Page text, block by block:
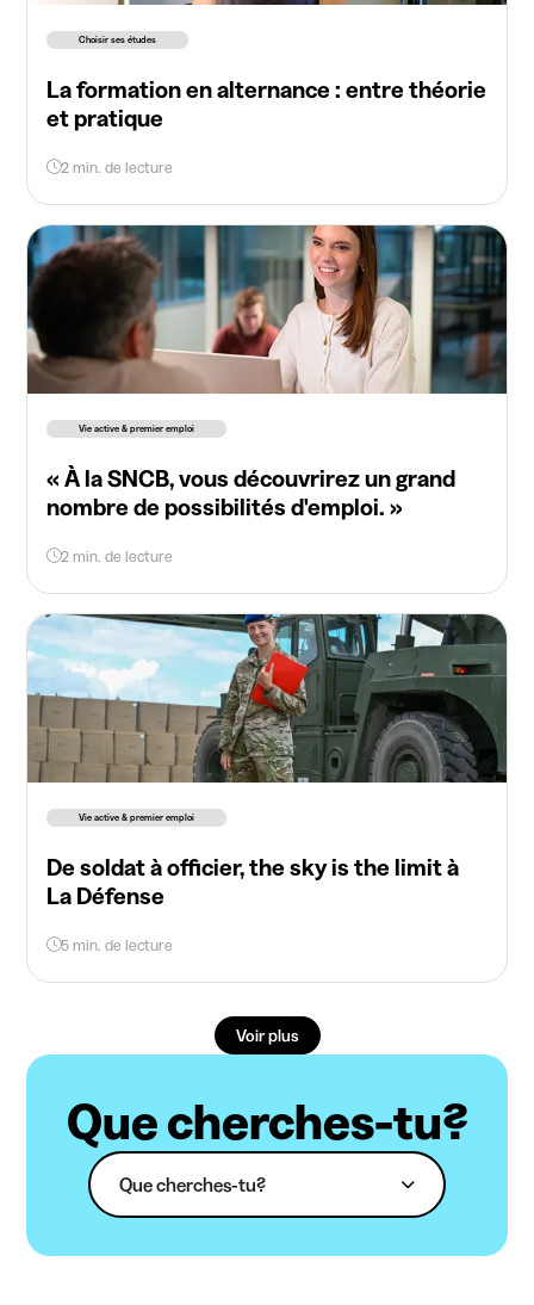
Choisir ses études
La formation en alternance : entre théorie
et pratique
2 min. de lecture
Vie active & premier emploi
« À la SNCB, vous découvrirez un grand
nombre de possibilités d'emploi. »
2 min. de lecture
Vie active & premier emploi
De soldat à officier, the sky is the limit à
La Défense
5 min. de lecture
Voir plus
Que cherches-tu?
Que cherches-tu?